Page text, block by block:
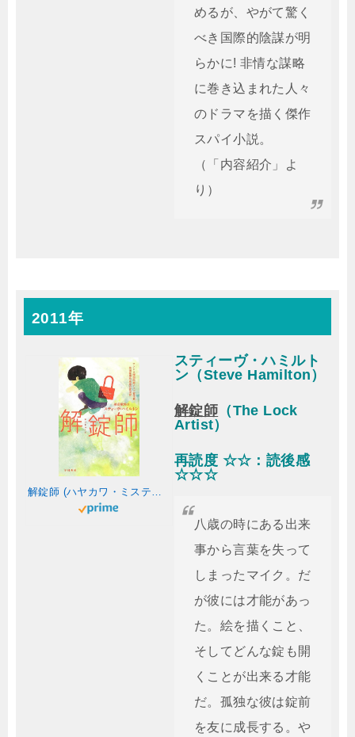
めるが、やがて驚く
べき国際的陰謀が明
らかに! 非情な謀略
に巻き込まれた人々
のドラマを描く傑作
スパイ小説。
（「内容紹介」よ
り）
2011年
解錠師 (ハヤカワ・ミステリ文庫)
スティーヴ・ハミルト
ン（Steve Hamilton）
解錠師 （The Lock
Artist）
再読度 ☆☆：読後感
☆☆☆
八歳の時にある出来
事から言葉を失って
しまったマイク。だ
が彼には才能があっ
た。絵を描くこと、
そしてどんな錠も開
くことが出来る才能
だ。孤独な彼は錠前
を友に成長する。や